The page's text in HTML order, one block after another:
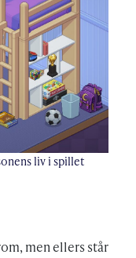
liv i spillet
men ellers står